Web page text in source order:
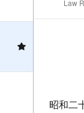
Law
昭和二